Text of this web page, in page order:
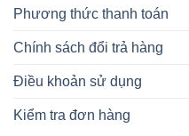
Phương thức thanh toán
Chính sách đổi trả hàng
Điều khoản sử dụng
Kiểm tra đơn hàng